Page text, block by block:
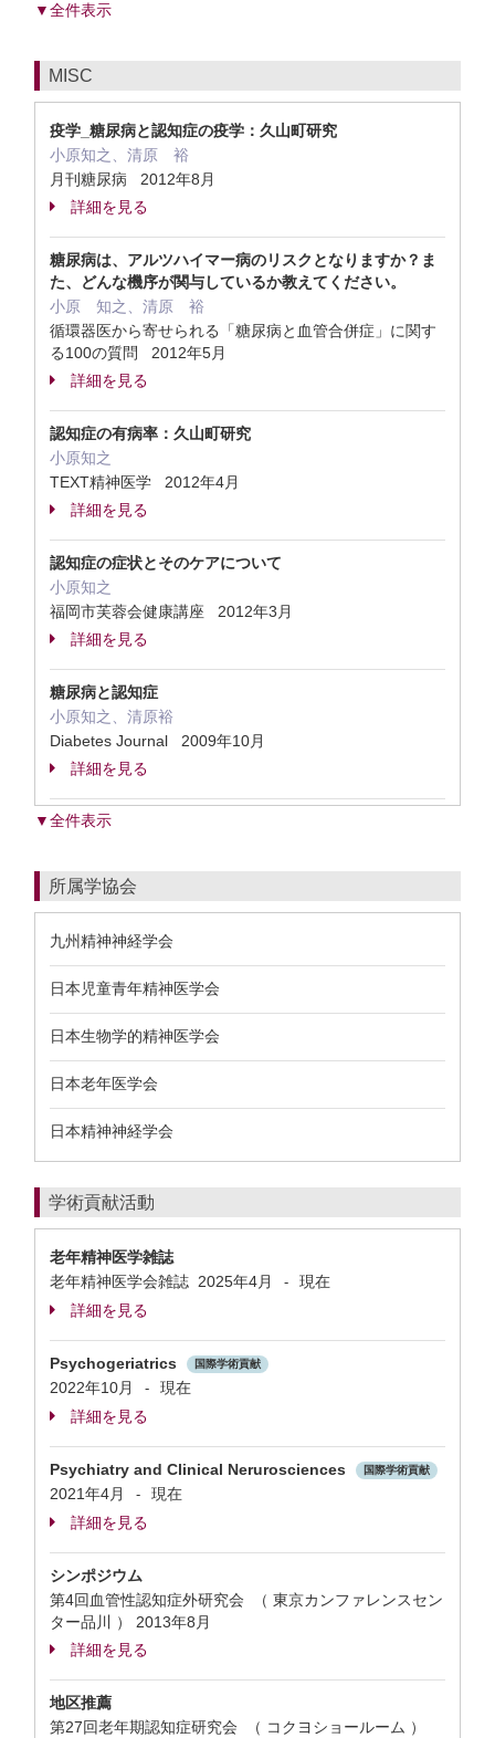
▼全件表示
MISC
疫学_糖尿病と認知症の疫学：久山町研究
小原知之、清原 裕
月刊糖尿病 2012年8月
詳細を見る
糖尿病は、アルツハイマー病のリスクとなりますか？ま
た、どんな機序が関与しているか教えてください。
小原 知之、清原 裕
循環器医から寄せられる「糖尿病と血管合併症」に関す
る100の質問 2012年5月
詳細を見る
認知症の有病率：久山町研究
小原知之
TEXT精神医学 2012年4月
詳細を見る
認知症の症状とそのケアについて
小原知之
福岡市芙蓉会健康講座 2012年3月
詳細を見る
糖尿病と認知症
小原知之、清原裕
Diabetes Journal 2009年10月
詳細を見る
▼全件表示
所属学協会
九州精神神経学会
日本児童青年精神医学会
日本生物学的精神医学会
日本老年医学会
日本精神神経学会
学術貢献活動
老年精神医学雑誌
老年精神医学会雑誌 2025年4月 -
現在
詳細を見る
Psychogeriatrics 国際学術貢献
2022年10月 -
現在
詳細を見る
Psychiatry and Clinical Nerurosciences 国際学術貢献
2021年4月 -
現在
詳細を見る
シンポジウム
第4回血管性認知症外研究会 （ 東京カンファレンスセン
ター品川 ） 2013年8月
詳細を見る
地区推薦
第27回老年期認知症研究会 （ コクヨショールーム ）